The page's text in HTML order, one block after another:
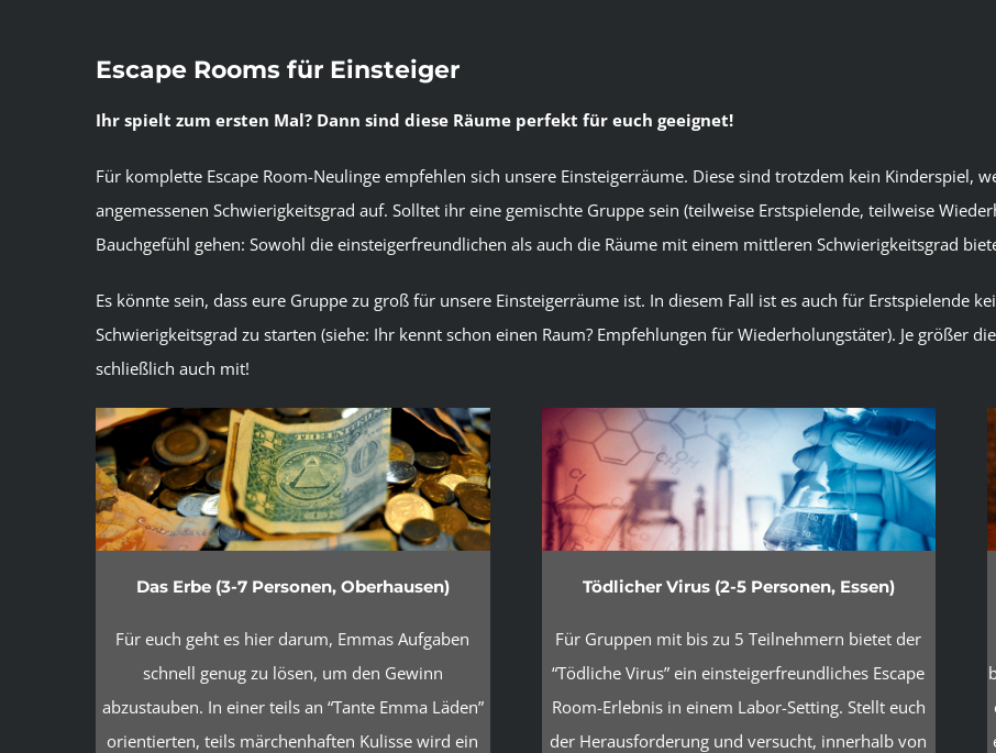
Escape Rooms für Einsteiger
Ihr spielt zum ersten Mal? Dann sind diese Räume perfekt für euch geeignet!
Für komplette Escape Room-Neulinge empfehlen sich unsere Einsteigerräume. Diese sind trotzdem kein Kinderspiel,
angemessenen Schwierigkeitsgrad auf. Solltet ihr eine gemischte Gruppe sein (teilweise Erstspielende, teilweise
Bauchgefühl gehen: Sowohl die einsteigerfreundlichen als auch die Räume mit einem mittleren Schwierigkeitsgrad
Es könnte sein, dass eure Gruppe zu groß für unsere Einsteigerräume ist. In diesem Fall ist es auch für Erstspielende
Schwierigkeitsgrad zu starten (siehe: Ihr kennt schon einen Raum? Empfehlungen für Wiederholungstäter). Je größer
schließlich auch mit!
Das Erbe (3-7 Personen, Oberhausen)
Für euch geht es hier darum, Emmas Aufgaben
schnell genug zu lösen, um den Gewinn
abzustauben. In einer teils an “Tante Emma Läden”
orientierten, teils märchenhaften Kulisse wird ein
Tödlicher Virus (2-5 Personen, Essen)
Für Gruppen mit bis zu 5 Teilnehmern bietet der
“Tödliche Virus” ein einsteigerfreundliches Escape
Room-Erlebnis in einem Labor-Setting. Stellt euch
der Herausforderung und versucht, innerhalb von